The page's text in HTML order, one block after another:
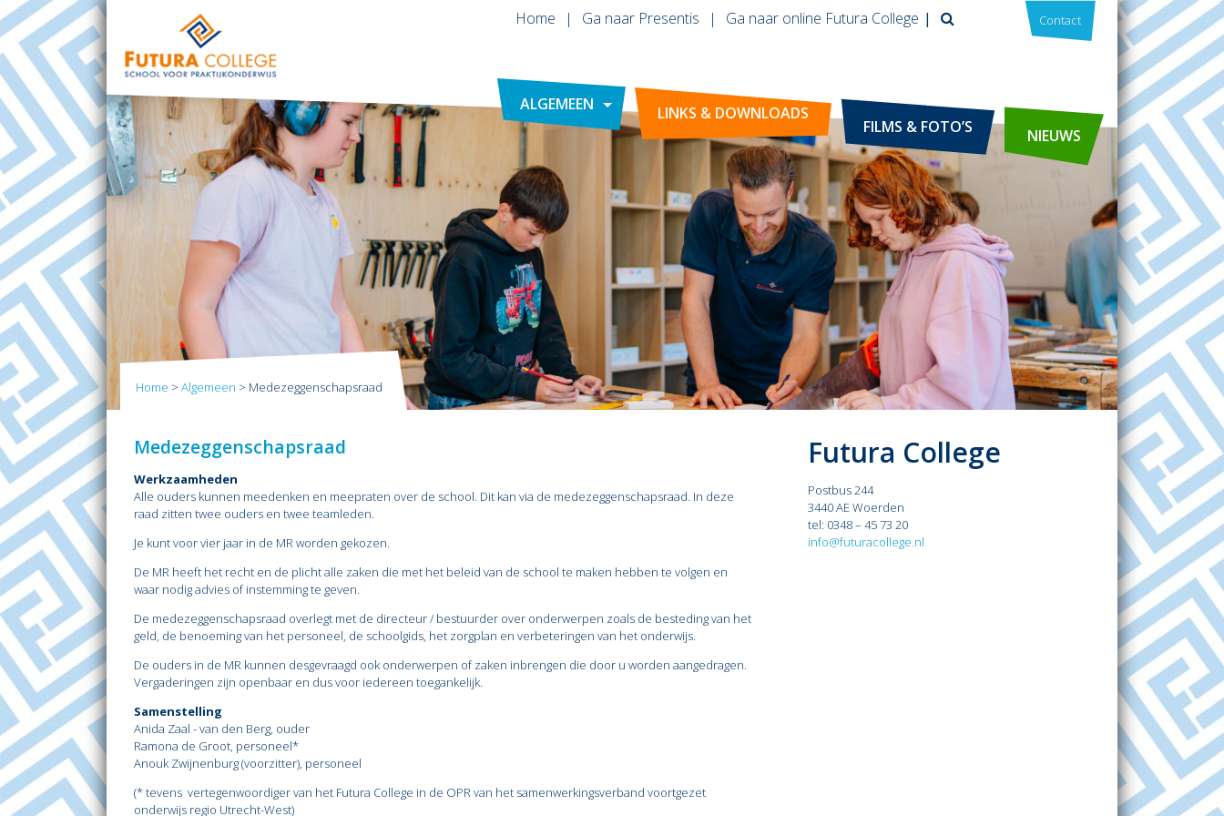
Contact
Home Ga naar Presentis Ga naar online Futura College
ALGEMEEN LINKS & DOWNLOADS
FILMS & FOTO’S NIEUWS
Home > Algemeen > Medezeggenschapsraad
Medezeggenschapsraad
Werkzaamheden
Alle ouders kunnen meedenken en meepraten over de school. Dit kan via de medezeggenschapsraad. In deze
raad zitten twee ouders en twee teamleden.
Je kunt voor vier jaar in de MR worden gekozen.
De MR heeft het recht en de plicht alle zaken die met het beleid van de school te maken hebben te volgen en
waar nodig advies of instemming te geven.
De medezeggenschapsraad overlegt met de directeur / bestuurder over onderwerpen zoals de besteding van het
geld, de benoeming van het personeel, de schoolgids, het zorgplan en verbeteringen van het onderwijs.
De ouders in de MR kunnen desgevraagd ook onderwerpen of zaken inbrengen die door u worden aangedragen.
Vergaderingen zijn openbaar en dus voor iedereen toegankelijk.
Samenstelling
Anida Zaal - van den Berg, ouder
Ramona de Groot, personeel*
Anouk Zwijnenburg (voorzitter), personeel
(*tevens vertegenwoordiger van het Futura College in de OPR van het samenwerkingsverband voortgezet
onderwijs regio Utrecht-West)
Futura College
Postbus 244
3440 AE Woerden
tel: 0348 – 45 73 20
info@futuracollege.nl